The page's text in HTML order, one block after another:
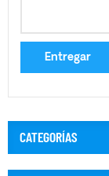
CATEGORÍAS